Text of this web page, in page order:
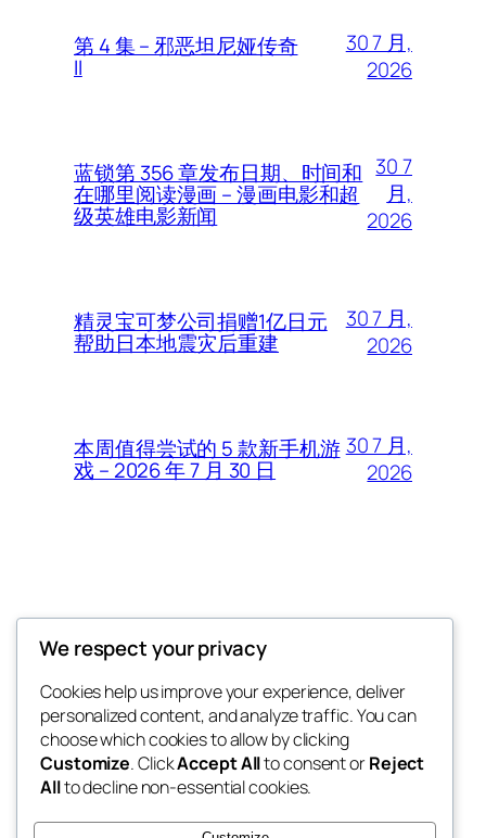
第 4 集 – 邪恶坦尼娅传奇
II
30 7 月,
2026
蓝锁第 356 章发布日期、时间和
在哪里阅读漫画 – 漫画电影和超
级英雄电影新闻
30 7
月,
2026
精灵宝可梦公司捐赠1亿日元
帮助日本地震灾后重建
30 7 月,
2026
本周值得尝试的 5 款新手机游
戏 – 2026 年 7 月 30 日
30 7 月,
2026
Thunder Feeds
你最喜欢的电子游戏和攻略杂志
博客
关于
常见问题
事件
商店
样板
We respect your privacy
Cookies help us improve your experience, deliver
personalized content, and analyze traffic. You can
choose which cookies to allow by clicking
Customize. ClickAccept Allto consent orReject
Allto decline non-essential cookies.